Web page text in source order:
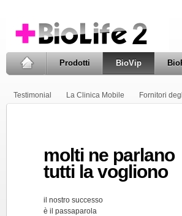
Prodotti BioVip
Testimonial La Clinica Mobile Fornitori
molti ne parlano
tutti la vogliono
il nostro successo
è il passaparola